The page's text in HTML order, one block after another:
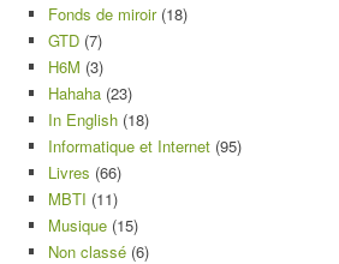
Fonds de miroir(18)
GTD (7)
H6M (3)
Hahaha (23)
In English (18)
Informatique et Internet (95)
Livres (66)
MBTI (11)
Musique (15)
Non classé (6)